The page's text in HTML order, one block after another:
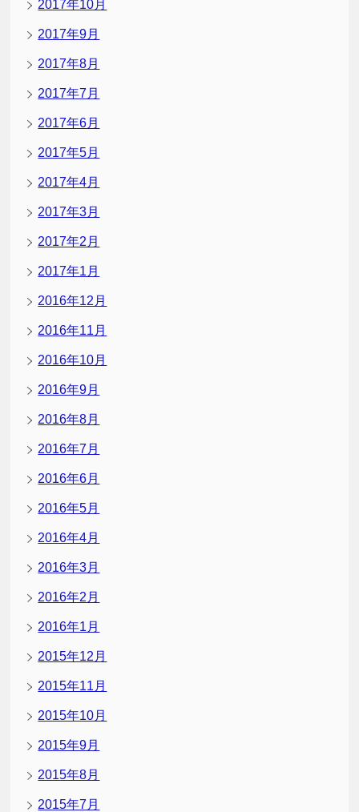
2017年10月
2017年9月
2017年8月
2017年7月
2017年6月
2017年5月
2017年4月
2017年3月
2017年2月
2017年1月
2016年12月
2016年11月
2016年10月
2016年9月
2016年8月
2016年7月
2016年6月
2016年5月
2016年4月
2016年3月
2016年2月
2016年1月
2015年12月
2015年11月
2015年10月
2015年9月
2015年8月
2015年7月